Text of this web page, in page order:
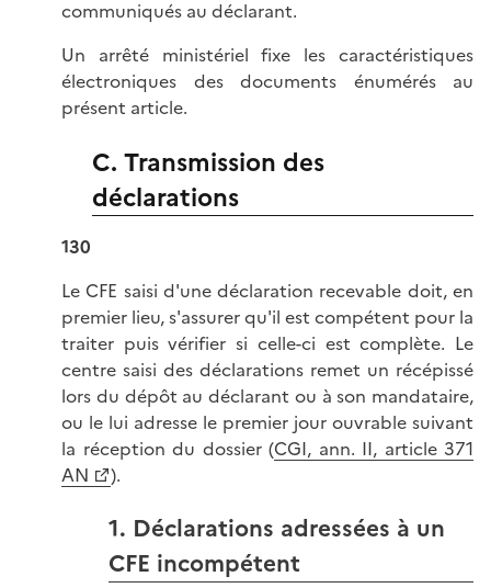
communiqués au déclarant.
Un arrêté ministériel fixe les caractéristiques
électroniques des documents énumérés au
présent article.
C. Transmission des
déclarations
130
Le CFE saisi d'une déclaration recevable doit, en
premier lieu, s'assurer qu'il est compétent pour la
traiter puis vérifier si celle-ci est complète. Le
centre saisi des déclarations remet un récépissé
lors du dépôt au déclarant ou à son mandataire,
ou le lui adresse le premier jour ouvrable suivant
la réception du dossier (CGI, ann. II, article 371
AN
).
1. Déclarations adressées à un
CFE incompétent